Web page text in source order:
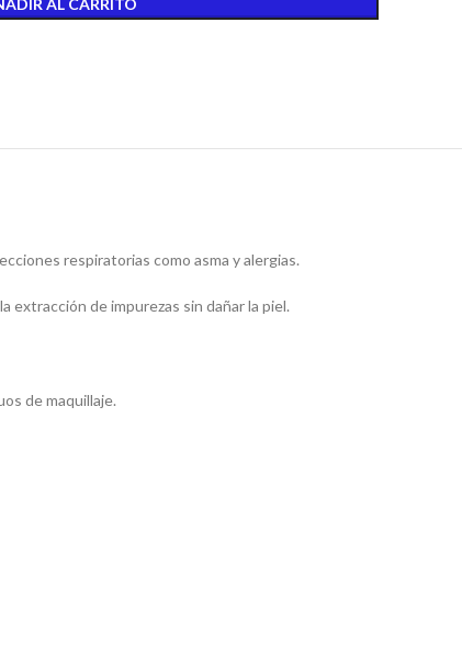
AL CARRITO
respiratorias como asma y alergias.
de impurezas sin dañar la piel.
de maquillaje.